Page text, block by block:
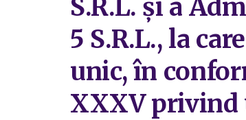
S.R.L. și a
5 S.R.L., la
unic, în
XXXV privind